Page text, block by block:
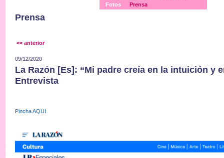
Fotos
Prensa
Prensa
<< anterior
09/12/2020
La Razón [Es]: “Mi padre creía en la intuición y
Entrevista
Pincha AQUI